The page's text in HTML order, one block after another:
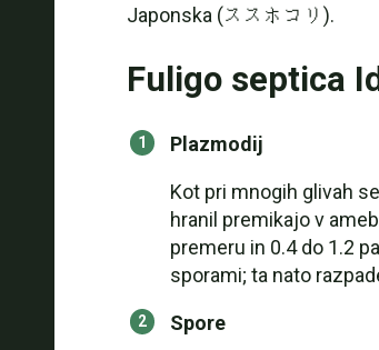
Japonska (ススホコリ).
Fuligo septica
Plazmodij
Kot pri mnogih glivah
hranil premikajo v
premeru in 0.4 do 1.2
sporami; ta nato
Spore